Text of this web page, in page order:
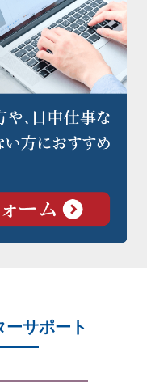
ーサポート